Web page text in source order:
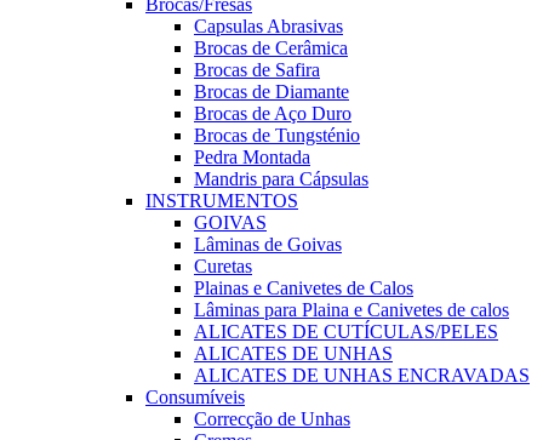
Brocas/Fresas
Capsulas Abrasivas
Brocas de Cerâmica
Brocas de Safira
Brocas de Diamante
Brocas de Aço Duro
Brocas de Tungsténio
Pedra Montada
Mandris para Cápsulas
INSTRUMENTOS
GOIVAS
Lâminas de Goivas
Curetas
Plainas e Canivetes de Calos
Lâminas para Plaina e Canivetes de calos
ALICATES DE CUTÍCULAS/PELES
ALICATES DE UNHAS
ALICATES DE UNHAS ENCRAVADAS
Consumíveis
Correcção de Unhas